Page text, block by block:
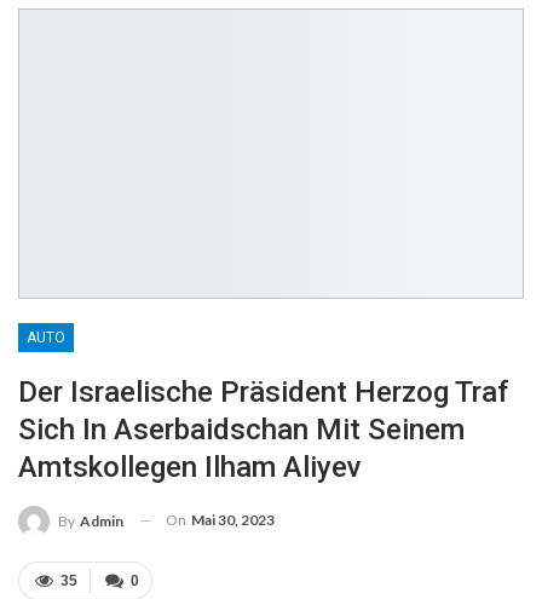
AUTO
Der Israelische Präsident Herzog Traf
Sich In Aserbaidschan Mit Seinem
Amtskollegen Ilham Aliyev
By Admin On Mai 30, 2023
0
35